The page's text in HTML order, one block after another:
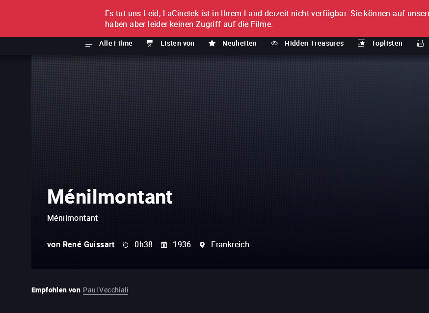
FILM FÜR FILM
Alle Filme Listen von Neuheiten Hidden Treasures Toplisten
ABONNEMENT
Ménilmontant
Ménilmontant
von René Guissart 0h38 1936 Frankreich
Empfohlen von Paul Vecchiali
Es tut uns Leid, LaCinetek ist in Ihrem Land derzeit nicht verfügbar. Sie können auf
haben aber leider keinen Zugriff auf die Filme.